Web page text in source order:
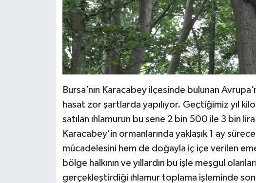
Bursa’nın Karacabey ilçesinde bulunan
hasat zor şartlarda yapılıyor. Geçtiğimiz yıl
satılan ıhlamurun bu sene 2 bin 500 ile 3 bin lira
Karacabey’in ormanlarında yaklaşık 1 ay
mücadelesini hem de doğayla iç içe verilen
bölge halkının ve yıllardın bu işle meşgul
gerçekleştirdiği ıhlamur toplama işleminde